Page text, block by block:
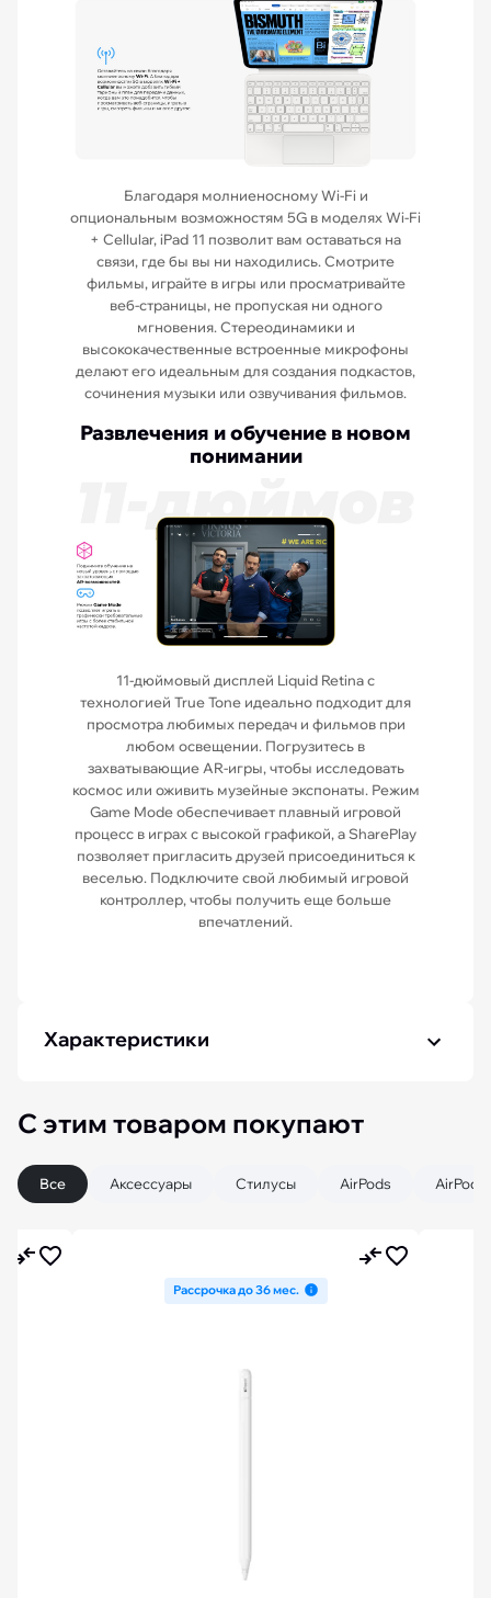
Благодаря молниеносному Wi-Fi и
опциональным возможностям 5G в моделях Wi-Fi
+ Cellular, iPad 11 позволит вам оставаться на
связи, где бы вы ни находились. Смотрите
фильмы, играйте в игры или просматривайте
веб-страницы, не пропуская ни одного
мгновения. Стереодинамики и
высококачественные встроенные микрофоны
делают его идеальным для создания подкастов,
сочинения музыки или озвучивания фильмов.
Развлечения и обучение в новом
понимании
11-дюймовый дисплей Liquid Retina с
технологией True Tone идеально подходит для
просмотра любимых передач и фильмов при
любом освещении. Погрузитесь в
захватывающие AR-игры, чтобы исследовать
космос или оживить музейные экспонаты. Режим
Game Mode обеспечивает плавный игровой
процесс в играх с высокой графикой, а SharePlay
позволяет пригласить друзей присоединиться к
веселью. Подключите свой любимый игровой
контроллер, чтобы получить еще больше
впечатлений.
Характеристики
С этим товаром покупают
Все Аксессуары Стилусы AirPods AirPods
Рассрочка до 36 мес.